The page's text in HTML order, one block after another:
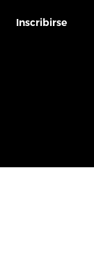
Inscribirse